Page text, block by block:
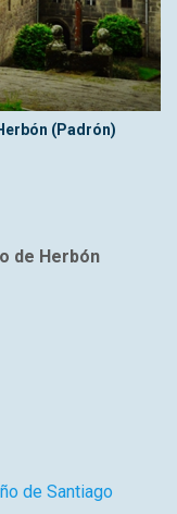
(Padrón)
de Herbón
de Santiago